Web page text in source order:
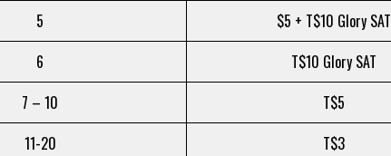
5
$5 + T$10 Glory SAT
6
T$10 Glory SAT
7 – 10
T$5
11-20
T$3